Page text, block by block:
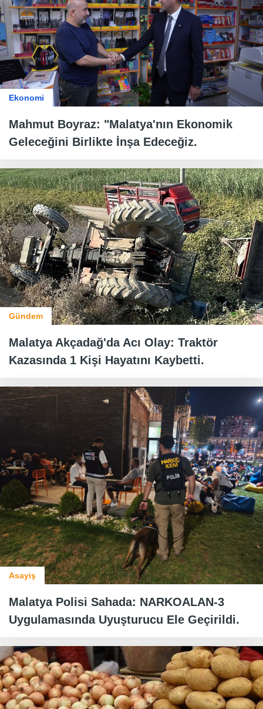
Ekonomi
Mahmut Boyraz: "Malatya'nın Ekonomik
Geleceğini Birlikte İnşa Edeceğiz.
Gündem
Malatya Akçadağ'da Acı Olay: Traktör
Kazasında 1 Kişi Hayatını Kaybetti.
Asayiş
Malatya Polisi Sahada: NARKOALAN-3
Uygulamasında Uyuşturucu Ele Geçirildi.